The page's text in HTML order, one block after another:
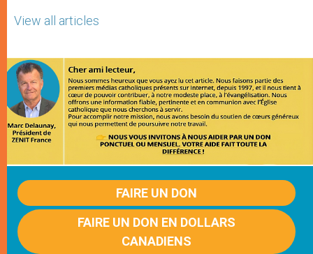
View all articles
FAIRE UN DON
FAIRE UN DON EN DOLLARS
CANADIENS